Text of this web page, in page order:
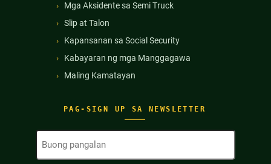
PAG-SIGN UP SA NEWSLETTER
Buong
(Kinakailangan)
Mga Aksidente sa Semi Truck
Slip at Talon
Kapansanan sa Social Security
Kabayaran ng mga Manggagawa
Maling Kamatayan